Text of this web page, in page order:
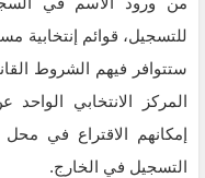
للتسجيل، قوائم إنتخابية
ستتوافر فيهم الشروط
إمكانهم الاقتراع في
التسجيل في الخارج.